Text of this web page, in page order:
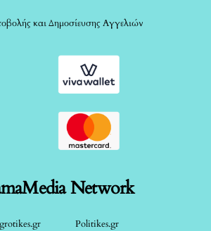
και Δημοσίευσης Αγγελιών
Network
Politikes.gr